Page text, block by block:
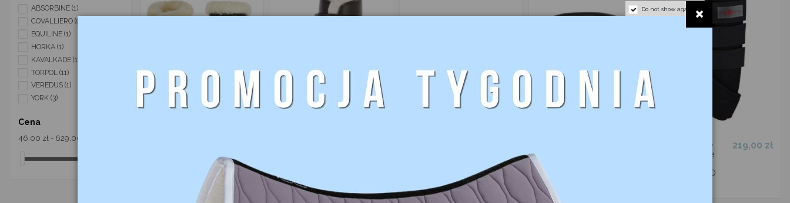
gumowe
COVALLIERO
Ochraniacze
neoprenowe
COVALLIERO
219,00 zł
ABSORBINE (1)
COVALLIERO (9)
EQUILINE (1)
HORKA (1)
KAVALKADE (16)
TORPOL (11)
VEREDUS (1)
YORK (3)
Cena
46,00 zł - 629,00 zł
Do not show again.